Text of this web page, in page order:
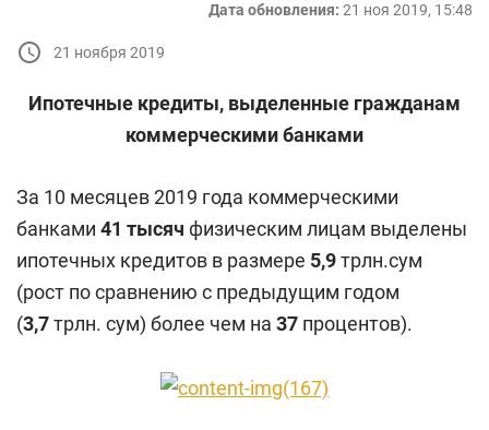
Дата обновления: 21 ноя 2019, 15:48
21 ноября 2019
Ипотечные кредиты, выделенные гражданам
коммерческими банками
За 10 месяцев 2019 года коммерческими
банками 41 тысяч физическим лицам выделены
ипотечных кредитов в размере 5,9трлн.сум
(рост по сравнению с предыдущим годом
(3,7трлн. сум) более чем на 37 процентов).